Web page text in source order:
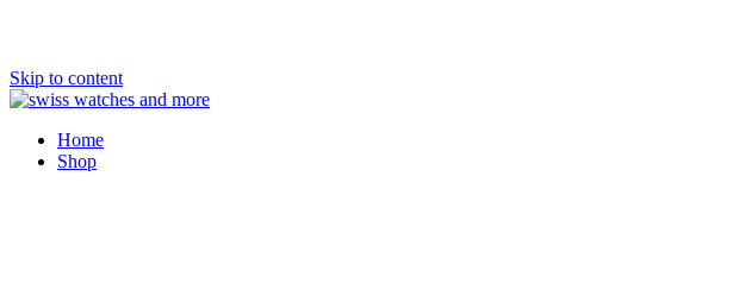
Skip to content
Swiss Watches and More
Home
Shop